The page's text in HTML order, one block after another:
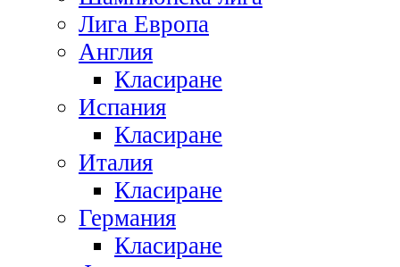
Лига Европа
Англия
Класиране
Испания
Класиране
Италия
Класиране
Германия
Класиране